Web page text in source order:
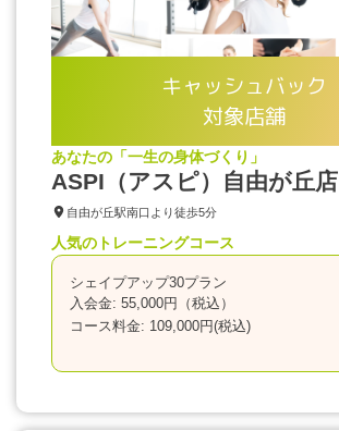
キャッシュバック
対象店舗
あなたの「一生の身体づくり」
ASPI（アスピ）自由が丘店
自由が丘駅南口より徒歩5分
人気のトレーニングコース
シェイプアップ30プラン
入会金: 55,000円（税込）
コース料金: 109,000円(税込)